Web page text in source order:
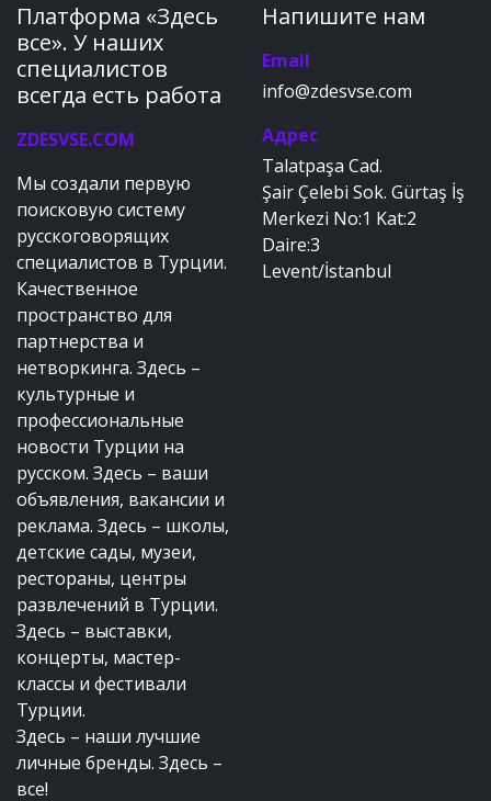
Платформа «Здесь
все». У наших
специалистов
всегда есть работа
ZDESVSE.COM
Мы создали первую
поисковую систему
русскоговорящих
специалистов в Турции.
Качественное
пространство для
партнерства и
нетворкинга. Здесь –
культурные и
профессиональные
новости Турции на
русском. Здесь – ваши
объявления, вакансии и
реклама. Здесь – школы,
детские сады, музеи,
рестораны, центры
развлечений в Турции.
Здесь – выставки,
концерты, мастер-
классы и фестивали
Турции.
Здесь – наши лучшие
личные бренды. Здесь –
все!
Напишите нам
Email
info@zdesvse.com
Адрес
Talatpaşa Cad.
Şair Çelebi Sok. Gürtaş İş
Merkezi No:1 Kat:2
Daire:3
Levent/İstanbul